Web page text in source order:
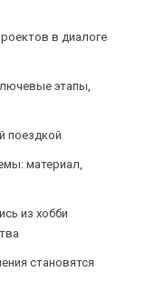
в диалоге
этапы,
поездкой
материал,
из хобби
становятся